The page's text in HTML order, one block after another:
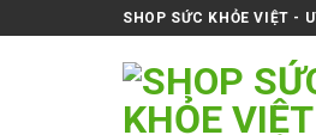
to
SHOP SỨC KHỎE VIỆT -